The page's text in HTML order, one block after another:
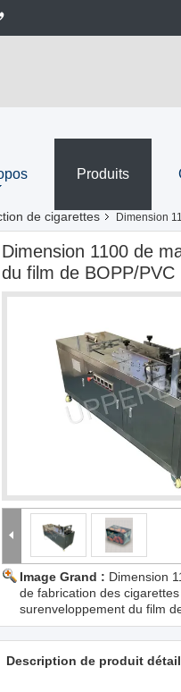
Produits
de cigarettes Dimension
Dimension 1100 de
du film de BOPP/PVC
Image Grand : Dimension
de fabrication des
surenveloppement du film
Description de produit